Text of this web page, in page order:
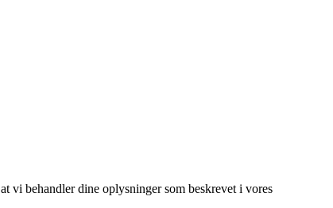
vi behandler dine oplysninger som beskrevet i vores